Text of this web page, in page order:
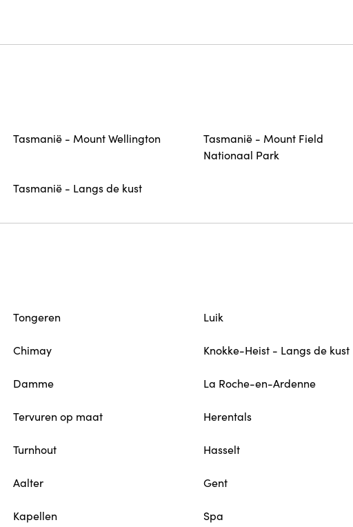
Tasmanië - Mount Wellington
Tasmanië - Mount Field
Nationaal Park
Tasmanië - Langs de kust
Tongeren Luik
Chimay Knokke-Heist - Langs de kust
Damme La Roche-en-Ardenne
Tervuren op maat Herentals
Turnhout Hasselt
Aalter Gent
Kapellen Spa